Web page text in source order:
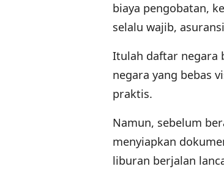
biaya pengobatan,
selalu wajib,
Itulah daftar negara
negara yang bebas
praktis.
Namun, sebelum
menyiapkan
liburan berjalan